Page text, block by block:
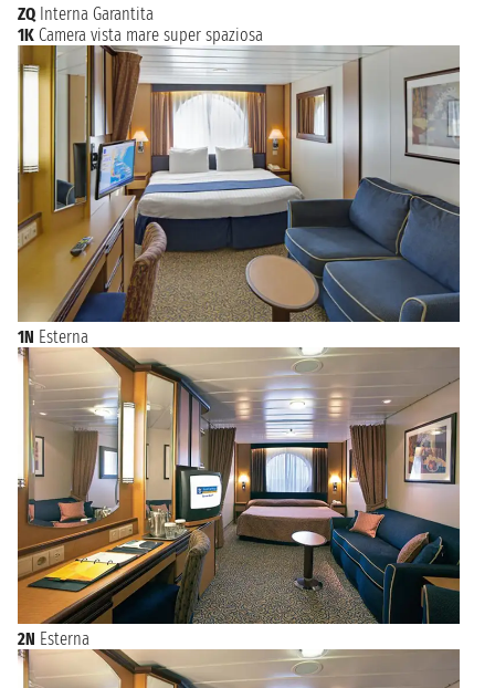
ZQ Interna Garantita
1K Camera vista mare super spaziosa
1N Esterna
2N Esterna